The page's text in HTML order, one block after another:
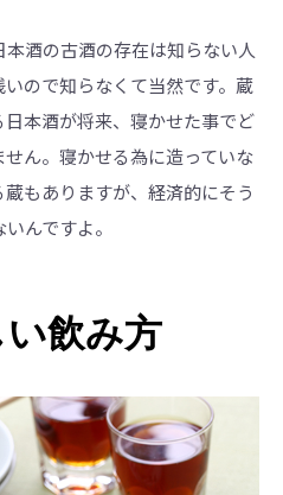
酒の古酒の存在は知らない人
ので知らなくて当然です。蔵
本酒が将来、寝かせた事でど
ん。寝かせる為に造っていな
もありますが、経済的にそう
んですよ。
飲み方